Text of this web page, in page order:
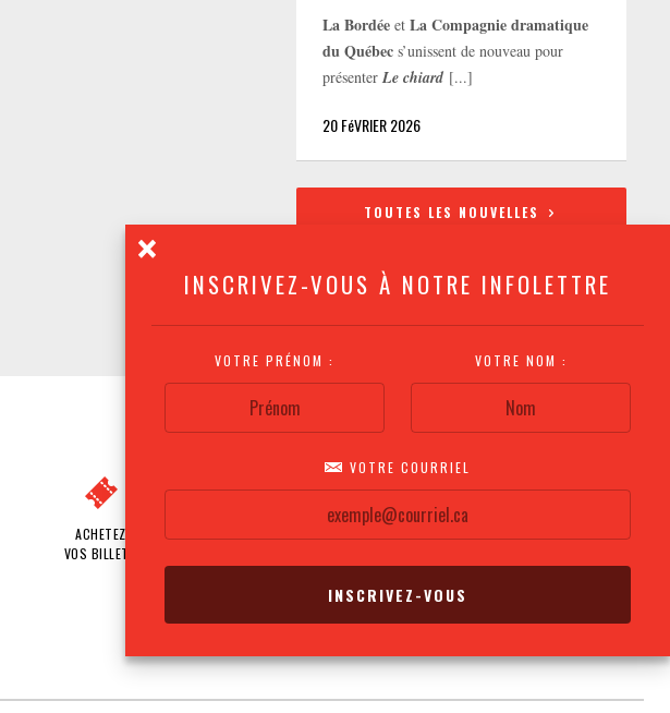
INSCRIVEZ-VOUS À NOTRE INFOLETTRE
VOTRE PRÉNOM : VOTRE NOM :
VOTRE COURRIEL
La Bordée etLa Compagnie dramatique
du Québec s’unissent de nouveau pour
présenterLe chiard [...]
20 FéVRIER 2026
TOUTES LES NOUVELLES
ACHETEZ
VOS BILLETS